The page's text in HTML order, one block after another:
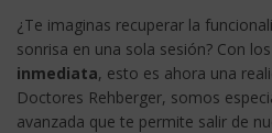
¿Te imaginas recuperar la
sonrisa en una sola sesión? Con los
inmediata, esto es ahora una
Doctores Rehberger, somos
avanzada que te permite salir de